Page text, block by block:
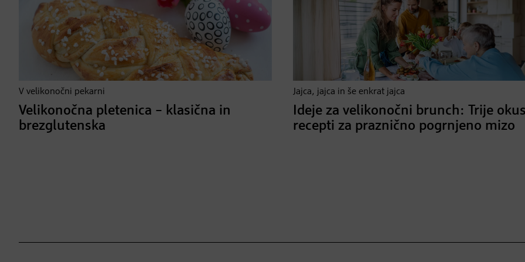
V velikonočni pekarni
Velikonočna pletenica – klasična in
brezglutenska
Jajca, jajca in še enkrat jajca
Ideje za velikonočni brunch: Trije
recepti za praznično pogrnjeno mizo